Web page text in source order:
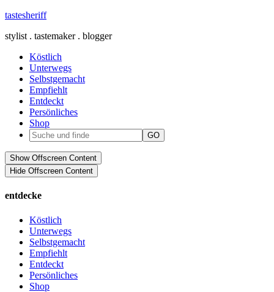
tastesheriff
stylist . tastemaker . blogger
Köstlich
Unterwegs
Selbstgemacht
Empfiehlt
Entdeckt
Persönliches
Shop
Show Offscreen Content
Hide Offscreen Content
entdecke
Köstlich
Unterwegs
Selbstgemacht
Empfiehlt
Entdeckt
Persönliches
Shop